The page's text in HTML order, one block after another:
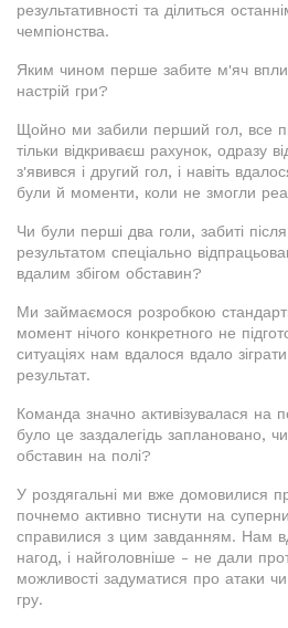
результативності та ділиться
чемпіонства.
Яким чином перше забите м'яч
настрій гри?
Щойно ми забили перший гол, все
тільки відкриваєш рахунок, одразу
з'явився і другий гол, і навіть
були й моменти, коли не змогли
Чи були перші два голи, забиті
результатом спеціально
вдалим збігом обставин?
Ми займаємося розробкою
момент нічого конкретного не
ситуаціях нам вдалося вдало
результат.
Команда значно активізувалася на
було це заздалегідь заплановано,
обставин на полі?
У роздягальні ми вже домовилися
почнемо активно тиснути на
справилися з цим завданням. Нам
нагод, і найголовніше - не дали
можливості задуматися про атаки
гру.